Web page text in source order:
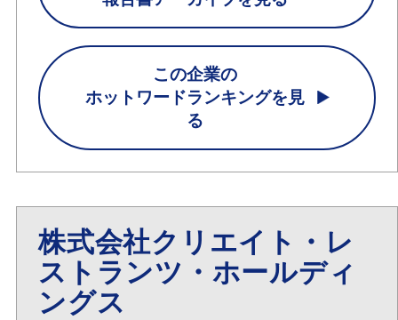
この企業の
ホットワードランキングを見
る
株式会社クリエイト・レ
ストランツ・ホールディ
ングス